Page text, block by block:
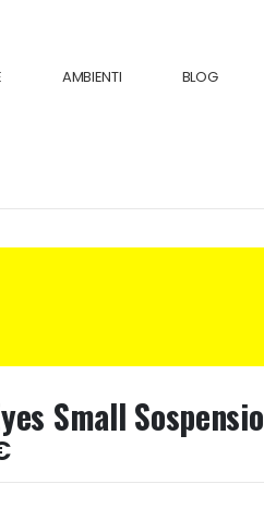
AMBIENTI BLOG
Small
Il
prezzo